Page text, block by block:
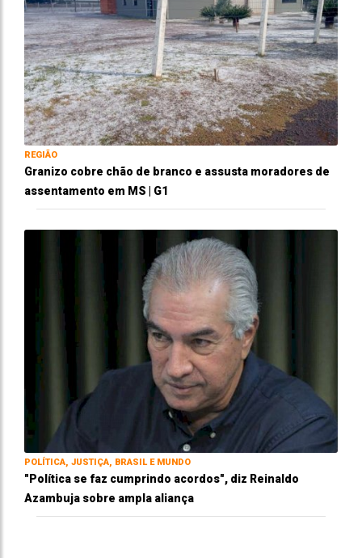
REGIÃO
Granizo cobre chão de branco e assusta moradores de
assentamento em MS | G1
POLÍTICA, JUSTIÇA, BRASIL E MUNDO
"Política se faz cumprindo acordos", diz Reinaldo
Azambuja sobre ampla aliança